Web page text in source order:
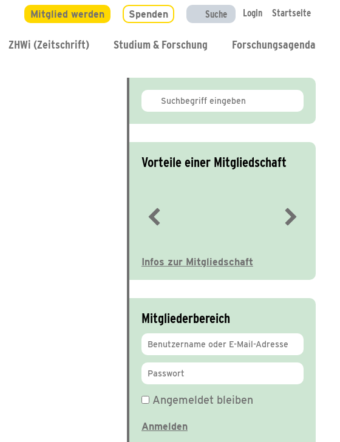
Mitglied werden Spenden Suche Login Startseite
ZHWi (Zeitschrift) Studium & Forschung Forschungsagenda
Vorteile einer Mitgliedschaft
Infos zur Mitgliedschaft
Mitgliederbereich
Angemeldet bleiben